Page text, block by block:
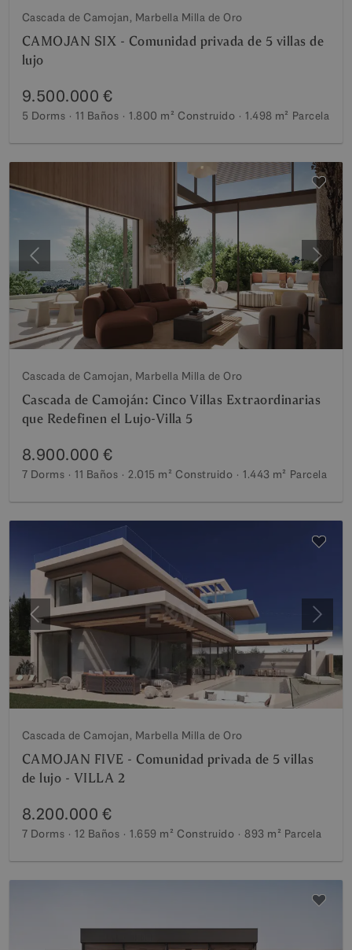
Cascada de Camojan, Marbella Milla de Oro
CAMOJAN SIX - Comunidad privada de 5 villas de
lujo
9.500.000 €
5 Dorms 11 Baños 1.800 m² Construido 1.498 m² Parcela
Anterior
Cascada de Camojan, Marbella Milla de Oro
Cascada de Camoján: Cinco Villas Extraordinarias
que Redefinen el Lujo-Villa 5
8.900.000 €
7 Dorms 11 Baños 2.015 m² Construido 1.443 m² Parcela
Anterior
Cascada de Camojan, Marbella Milla de Oro
CAMOJAN FIVE - Comunidad privada de 5 villas
de lujo - VILLA 2
8.200.000 €
7 Dorms 12 Baños 1.659 m² Construido 893 m² Parcela